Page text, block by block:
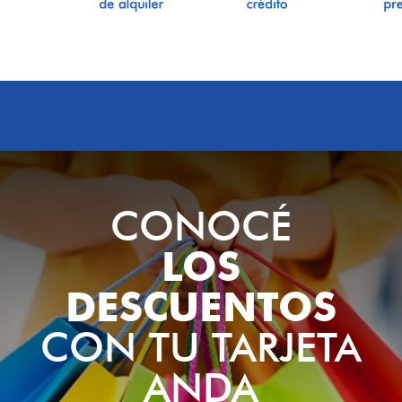
CONOCÉ
LOS
DESCUENTOS
CON TU TARJETA
ANDA